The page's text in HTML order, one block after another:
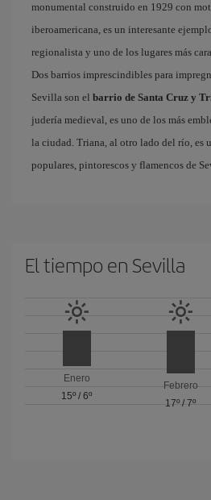
monumental construido en 1929 con
iberoamericana, es un interesante
regionalista y uno de los lugares más
Dos barrios imprescindibles para
Sevilla son el barrio de Santa Cruz y
judería medieval, es uno de los más
la ciudad. Triana, al otro lado del río, es
populares, pintorescos y flamencos de
El tiempo en Sevilla
Enero
15º /6º
Febrero
17º / 7º